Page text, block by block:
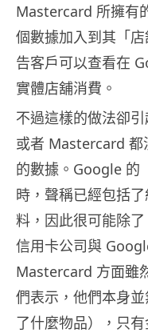
Mastercard 所擁有
個數據加入到其「
告客戶可以查看在
實體店舖消費。
不過這樣的做法卻
或者 Mastercard 都
的數據。Google 的
時，聲稱已經包括
料，因此很可能除
信用卡公司與
Mastercard 方面雖
們表示，他們本身
了什麼物品），只